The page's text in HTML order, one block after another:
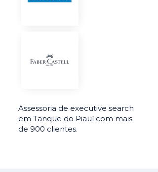
Assessoria de executive search
em Tanque do Piauí com mais
de 900 clientes.